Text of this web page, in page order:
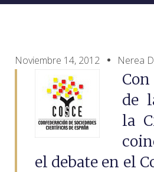
Noviembre 14, 2012 Nerea
de
la
el debate en el